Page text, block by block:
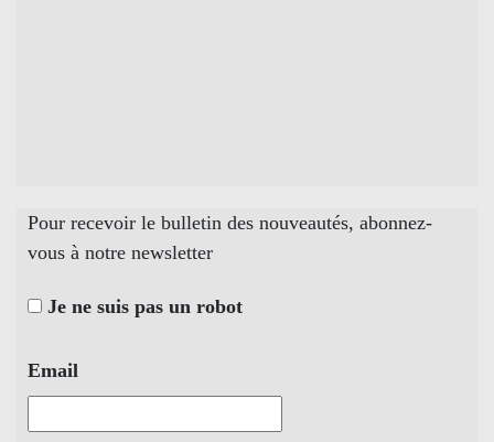
Pour recevoir le bulletin des nouveautés, abonnez-
vous à notre newsletter
Je ne suis pas un robot
Email